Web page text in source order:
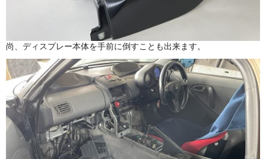
尚、ディスプレー本体を手前に倒すことも出来ます。